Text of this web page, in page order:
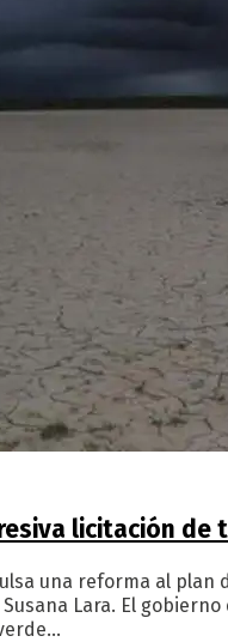
licitación de
una reforma al
Lara. El